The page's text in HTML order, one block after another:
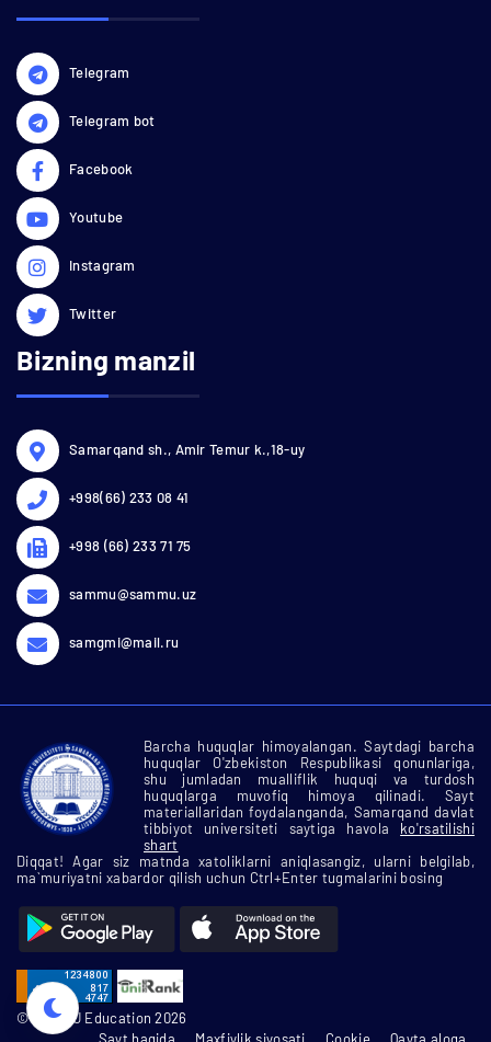
Telegram
Telegram bot
Facebook
Youtube
Instagram
Twitter
Bizning manzil
Samarqand sh., Amir Temur k.,18-uy
+998(66) 233 08 41
+998 (66) 233 71 75
sammu@sammu.uz
samgmi@mail.ru
Barcha huquqlar himoyalangan. Saytdagi barcha
huquqlar O'zbekiston Respublikasi qonunlariga,
shu jumladan mualliflik huquqi va turdosh
huquqlarga muvofiq himoya qilinadi. Sayt
materiallaridan foydalanganda, Samarqand davlat
tibbiyot universiteti saytiga havola ko'rsatilishi
shart
Diqqat! Agar siz matnda xatoliklarni aniqlasangiz, ularni belgilab,
ma`muriyatni xabardor qilish uchun Ctrl+Enter tugmalarini bosing
© SamMU Education 2026
Sayt haqida
Maxfiylik siyosati Cookie Qayta aloqa